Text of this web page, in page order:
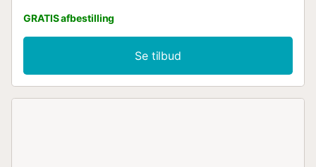
GRATIS afbestilling
Se tilbud